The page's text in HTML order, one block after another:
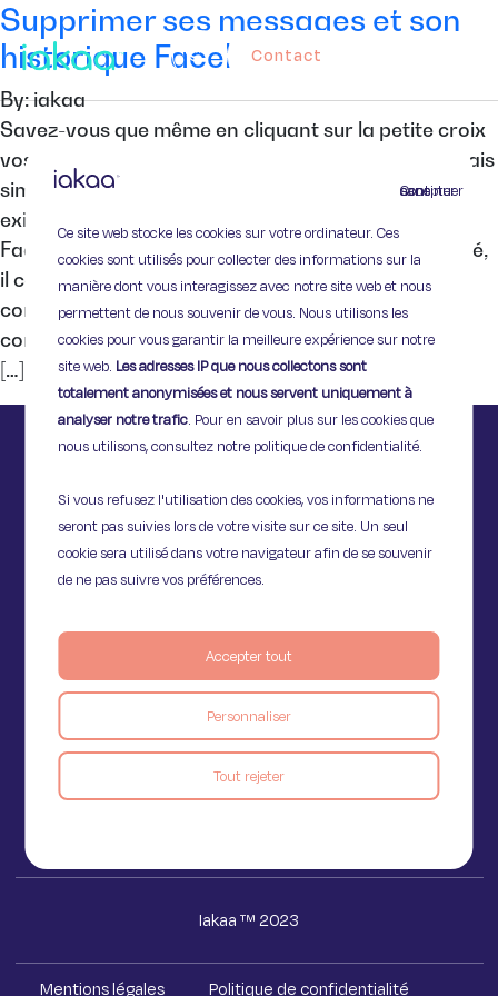
Continuer sans accepter
Ce site web stocke les cookies sur votre ordinateur. Ces
cookies sont utilisés pour collecter des informations sur la
manière dont vous interagissez avec notre site web et nous
permettent de nous souvenir de vous. Nous utilisons les
cookies pour vous garantir la meilleure expérience sur notre
site web. Les adresses IP que nous collectons sont
totalement anonymisées et nous servent uniquement à
analyser notre trafic. Pour en savoir plus sur les cookies que
nous utilisons, consultez notre politique de confidentialité.
Si vous refusez l'utilisation des cookies, vos informations ne
seront pas suivies lors de votre visite sur ce site. Un seul
cookie sera utilisé dans votre navigateur afin de se souvenir
de ne pas suivre vos préférences.
Personnaliser
Tout rejeter
Accepter tout
Contact
Supprimer ses messages et son
historique Facebook
By: iakaa
Savez-vous que même en cliquant sur la petite croix
vos messages Facebook ne sont pas supprimés mais
simplement archivés ? Savez-vous également qu’il
existe un historique de vos recherches sur
Facebook ? Si vous souhaitez garder tout ceci privé,
il conviendrait de régulièrement le supprimer, voici
comment faire. Supprimer définitivement les
conversations Facebook. Rendez-vous sur la page
[…]
11 Rue de Provence,
75009 Paris
Voir le blog
Iakaa ™ 2023
Mentions légales Politique de confidentialité